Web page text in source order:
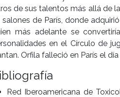
de sus talentos más allá de
salones de París, donde
más adelante se
en el Círculo de
Orfila falleció en París el
Red Iberoamericana de